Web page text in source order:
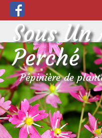
Sous
Perché
Pépinière de